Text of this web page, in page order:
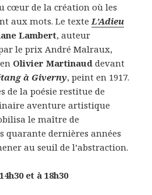
cœur de la création où les
aux mots. Le texteL’Adieu
Lambert, auteur
le prix André Malraux,
Olivier Martinaud devant
à Giverny, peint en 1917.
de la poésie restitue de
aventure artistique
le maître de
quarante dernières années
au seuil de l’abstraction.
et à 18h30